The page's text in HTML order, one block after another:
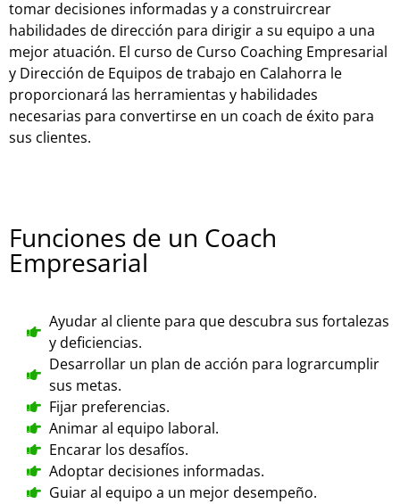
tomar decisiones informadas y a construircrear
habilidades de dirección para dirigir a su equipo a una
mejor atuación. El curso de Curso Coaching Empresarial
y Dirección de Equipos de trabajo en Calahorra le
proporcionará las herramientas y habilidades
necesarias para convertirse en un coach de éxito para
sus clientes.
Funciones de un Coach
Empresarial
Ayudar al cliente para que descubra sus fortalezas
y deficiencias.
Desarrollar un plan de acción para lograrcumplir
sus metas.
Fijar preferencias.
Animar al equipo laboral.
Encarar los desafíos.
Adoptar decisiones informadas.
Guiar al equipo a un mejor desempeño.